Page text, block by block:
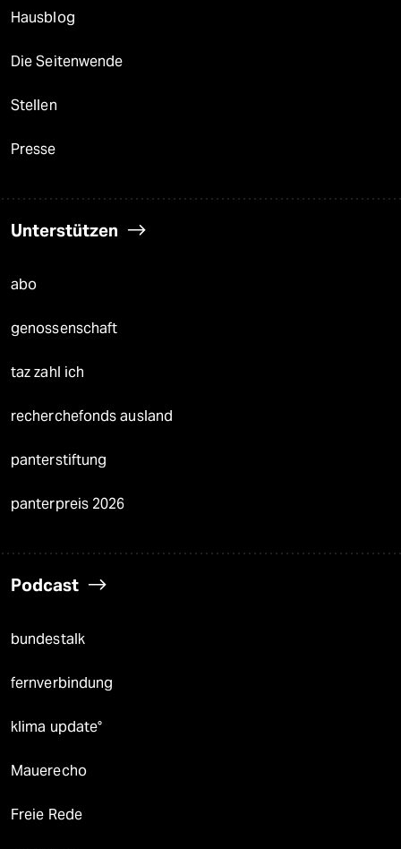
Hausblog
Die Seitenwende
Stellen
Presse
Unterstützen
abo
genossenschaft
taz zahl ich
recherchefonds ausland
panterstiftung
panterpreis 2026
Podcast
bundestalk
fernverbindung
klima update°
Mauerecho
Freie Rede